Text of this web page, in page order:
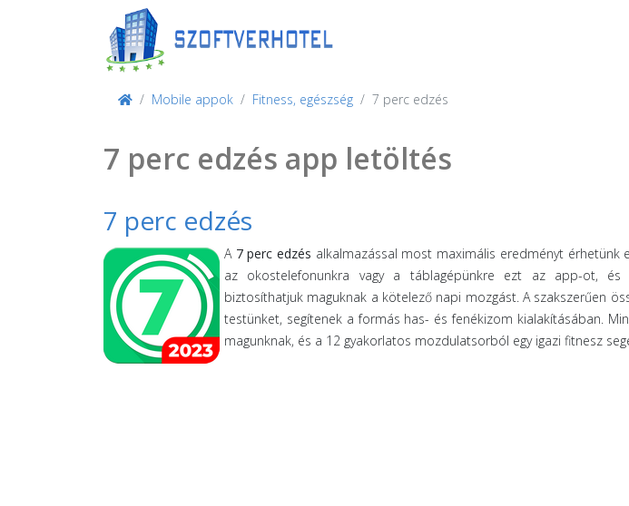
Mobile appok Fitness, egészség 7 perc edzés
7 perc edzés app letöltés
7 perc edzés
A 7 perc edzés alkalmazással most maximális eredményt érhetünk
az okostelefonunkra vagy a táblagépünkre ezt az app-ot,
biztosíthatjuk maguknak a kötelező napi mozgást. A szakszerűen
testünket, segítenek a formás has- és fenékizom kialakításában.
magunknak, és a 12 gyakorlatos mozdulatsorból egy igazi fitnesz